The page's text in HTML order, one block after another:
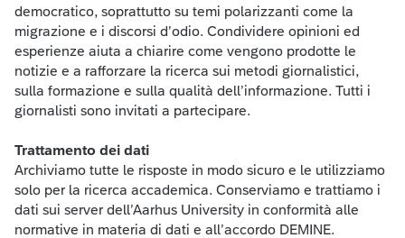
democratico, soprattutto su temi polarizzanti come la
migrazione e i discorsi d’odio. Condividere opinioni ed
esperienze aiuta a chiarire come vengono prodotte le
notizie e a rafforzare la ricerca sui metodi giornalistici,
sulla formazione e sulla qualità dell’informazione. Tutti i
giornalisti sono invitati a partecipare.
Trattamento dei dati
Archiviamo tutte le risposte in modo sicuro e le utilizziamo
solo per la ricerca accademica. Conserviamo e trattiamo i
dati sui server dell’Aarhus University in conformità alle
normative in materia di dati e all’accordo DEMINE.